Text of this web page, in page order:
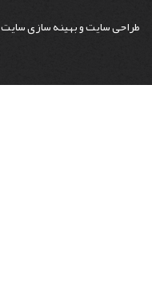
طراحی سایتوبهینه سازی سایت